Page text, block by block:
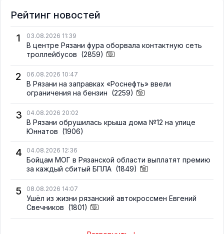
Рейтинг новостей
1
03.08.2026 11:39
В центре Рязани фура оборвала контактную сеть
троллейбусов (2859)
2 06.08.2026 10:47
В Рязани на заправках «Роснефть» ввели
ограничения на бензин (2259)
3 04.08.2026 20:02
В Рязани обрушилась крыша дома №12 на улице
Юннатов (1906)
4 04.08.2026 12:36
Бойцам МОГ в Рязанской области выплатят премию
за каждый сбитый БПЛА (1849)
5 08.08.2026 14:07
Ушёл из жизни рязанский автокроссмен Евгений
Свечников (1801)